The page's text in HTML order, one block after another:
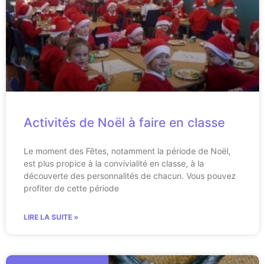
Activités de Noël à faire en classe
Le moment des Fêtes, notamment la période de Noël,
est plus propice à la convivialité en classe, à la
découverte des personnalités de chacun. Vous pouvez
profiter de cette période
LIRE LA SUITE »